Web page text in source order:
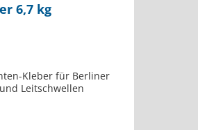
6,7 kg
Kleber für Berliner
Leitschwellen